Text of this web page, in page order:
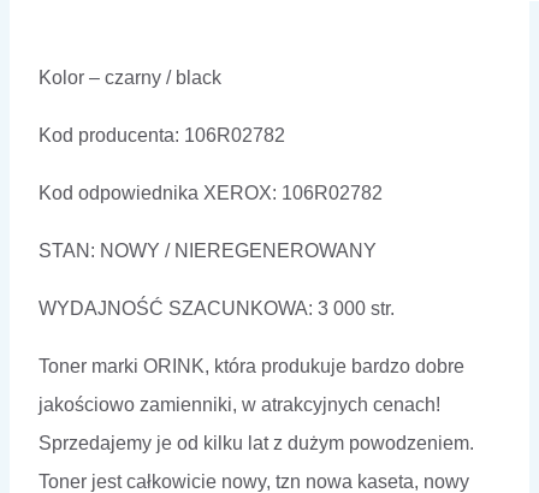
Kolor – czarny / black
Kod producenta: 106R02782
Kod odpowiednika XEROX: 106R02782
STAN: NOWY / NIEREGENEROWANY
WYDAJNOŚĆ SZACUNKOWA: 3 000 str.
Toner marki ORINK, która produkuje bardzo dobre
jakościowo zamienniki, w atrakcyjnych cenach!
Sprzedajemy je od kilku lat z dużym powodzeniem.
Toner jest całkowicie nowy, tzn nowa kaseta, nowy